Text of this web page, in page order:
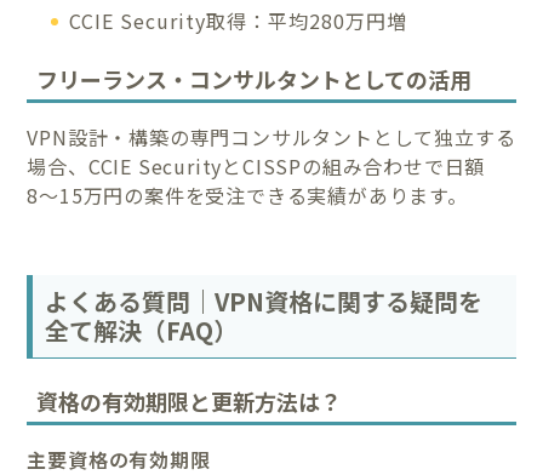
CCIE Security取得：平均280万円増
フリーランス・コンサルタントとしての活用
VPN設計・構築の専門コンサルタントとして独立する
場合、CCIE SecurityとCISSPの組み合わせで日額
8〜15万円の案件を受注できる実績があります。
よくある質問｜VPN資格に関する疑問を
全て解決（FAQ）
資格の有効期限と更新方法は？
主要資格の有効期限